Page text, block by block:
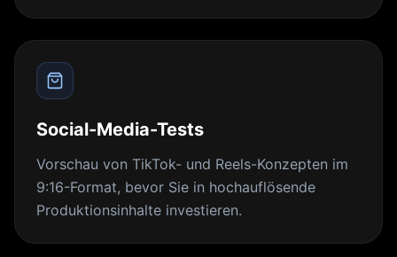
Social-Media-Tests
Vorschau von TikTok- und Reels-Konzepten im
9:16-Format, bevor Sie in hochauflösende
Produktionsinhalte investieren.